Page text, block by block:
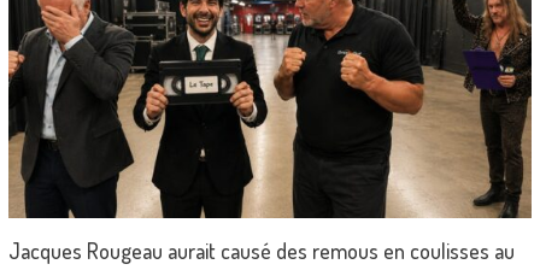
Jacques Rougeau aurait causé des remous en coulisses au